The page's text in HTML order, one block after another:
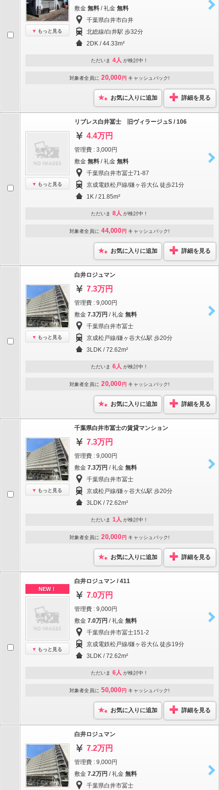
もっと見る
敷金 無料 / 礼金 無料
千葉県白井市白井
北総線/白井駅 歩32分
2DK / 44.33m²
ただいま 4人 が検討中！
対象者全員に 20,000 円 キャッシュバック!
お気に入りに追加 詳細を見る
もっと見る
リブレス白井冨士 旧ヴィラージュS / 106
4.4万円
管理費 : 3,000円
敷金 無料 / 礼金 無料
千葉県白井市冨士71-87
京成電鉄松戸線/鎌ヶ谷大仏 徒歩21分
1K / 21.85m²
ただいま 8人 が検討中！
対象者全員に 44,000 円 キャッシュバック!
お気に入りに追加 詳細を見る
もっと見る
白井ロジュマン
7.3万円
管理費 : 9,000円
敷金 7.3万円 / 礼金 無料
千葉県白井市冨士
京成松戸線/鎌ヶ谷大仏駅 歩20分
3LDK / 72.62m²
ただいま 6人 が検討中！
対象者全員に 20,000 円 キャッシュバック!
お気に入りに追加 詳細を見る
もっと見る
千葉県白井市冨士の賃貸マンション
7.3万円
管理費 : 9,000円
敷金 7.3万円 / 礼金 無料
千葉県白井市冨士
京成松戸線/鎌ヶ谷大仏駅 歩20分
3LDK / 72.62m²
ただいま 1人 が検討中！
対象者全員に 20,000 円 キャッシュバック!
お気に入りに追加 詳細を見る
NEW！
もっと見る
白井ロジュマン / 411
7.0万円
管理費 : 9,000円
敷金 7.0万円 / 礼金 無料
千葉県白井市冨士151-2
京成電鉄松戸線/鎌ヶ谷大仏 徒歩19分
3LDK / 72.62m²
ただいま 6人 が検討中！
対象者全員に 50,000 円 キャッシュバック!
お気に入りに追加 詳細を見る
白井ロジュマン
7.2万円
管理費 : 9,000円
敷金 7.2万円 / 礼金 無料
千葉県白井市冨士